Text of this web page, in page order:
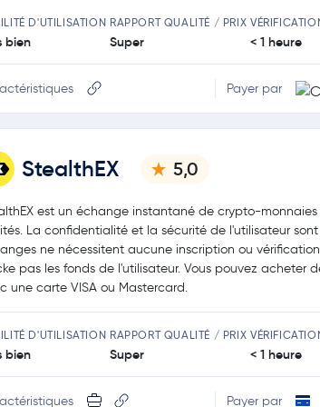
D'UTILISATION
bien
RAPPORT QUALITÉ / PRIX
Super < 1 heure
Payer par
StealthEX 5,0
est un échange instantané de crypto-
La confidentialité et la sécurité de l'utilisateur sont
ne nécessitent aucune inscription ou
pas les fonds de l'utilisateur. Vous pouvez acheter
une carte VISA ou Mastercard.
D'UTILISATION
bien
RAPPORT QUALITÉ / PRIX
Super < 1 heure
Payer par